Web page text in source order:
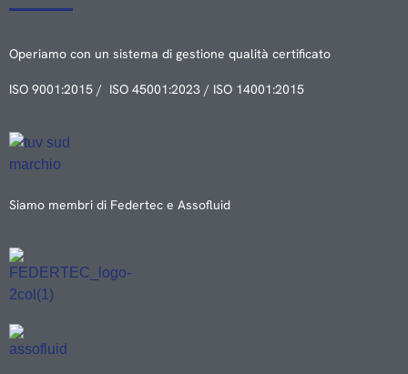
Operiamo con un sistema di gestione qualità certificato
ISO 9001:2015 / ISO 45001:2023 / ISO 14001:2015
Siamo membri di Federtec e Assofluid